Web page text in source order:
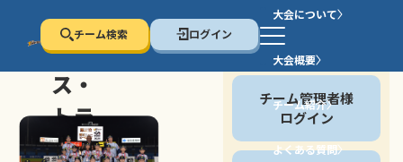
チーム検索 ログイン
大会について
大会概要
チーム紹介
よくある質問
セン
ス・
トラ
スト
会員の方
チーム管理者様
ログイン